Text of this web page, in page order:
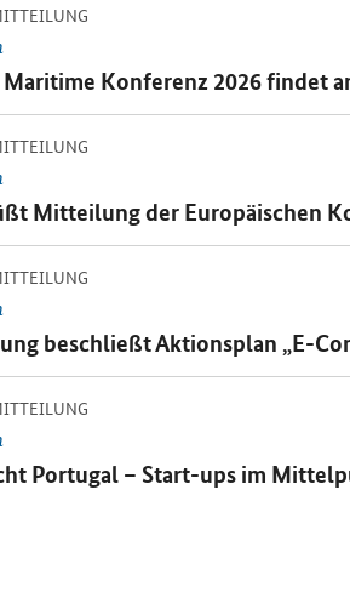
Konferenz 2026 findet
Mitteilung der Europäischen
beschließt Aktionsplan „E-
Portugal – Start-ups im